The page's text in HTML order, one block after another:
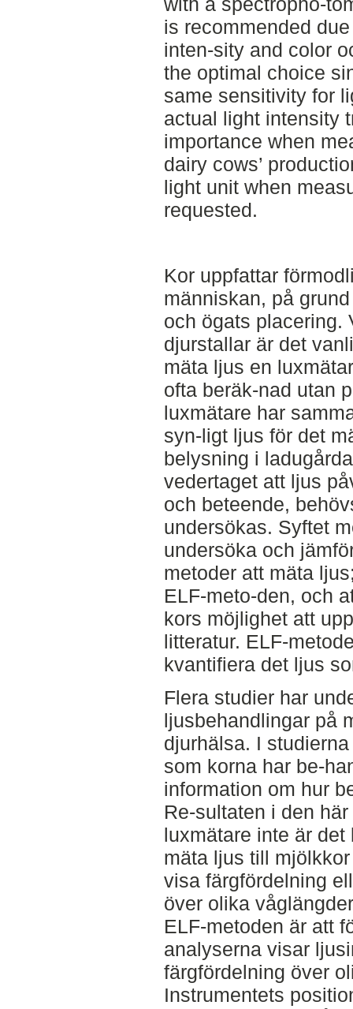
is recommended
inten-sity and color
the optimal choice
same sensitivity for
actual light intensity
importance when
dairy cows’
light unit when
requested.
Kor uppfattar
människan, på
och ögats placering.
djurstallar är det
mäta ljus en
ofta beräk-nad utan
luxmätare har
syn-ligt ljus för det
belysning i
vedertaget att ljus
och beteende,
undersökas. Syftet
undersöka och
metoder att mäta
ELF-meto-den, och
kors möjlighet att
litteratur. ELF-
kvantifiera det ljus
Flera studier har
ljusbehandlingar på
djurhälsa. I
som korna har be-
information om hur
Re-sultaten i den
luxmätare inte är
mäta ljus till
visa färgfördelning
över olika
ELF-metoden är att
analyserna visar
färgfördelning över
Instrumentets